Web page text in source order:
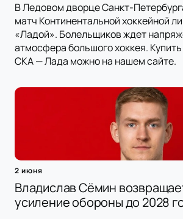
В Ледовом дворце Санкт-
матч Континентальной хоккейной
«Ладой». Болельщиков ждет
атмосфера большого хоккея.
СКА — Лада можно на нашем сайте.
2 июня
Владислав Сёмин
усиление обороны до 2028